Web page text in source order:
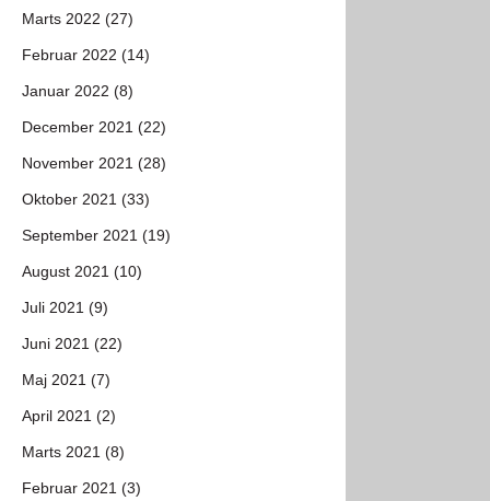
Marts 2022 (27)
Februar 2022 (14)
Januar 2022 (8)
December 2021 (22)
November 2021 (28)
Oktober 2021 (33)
September 2021 (19)
August 2021 (10)
Juli 2021 (9)
Juni 2021 (22)
Maj 2021 (7)
April 2021 (2)
Marts 2021 (8)
Februar 2021 (3)